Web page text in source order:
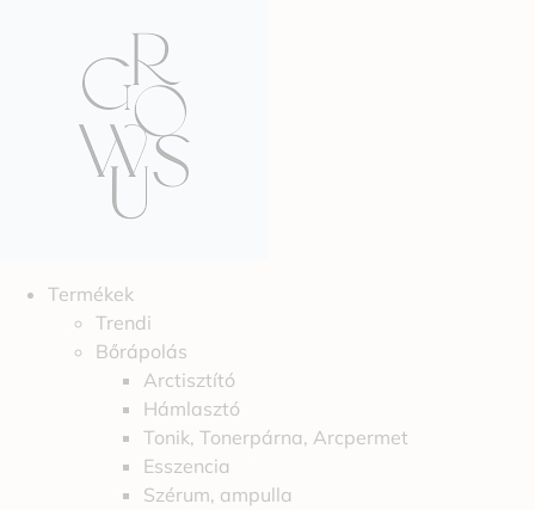
Termékek
Trendi
Bőrápolás
Arctisztító
Hámlasztó
Tonik, Tonerpárna, Arcpermet
Esszencia
Szérum, ampulla